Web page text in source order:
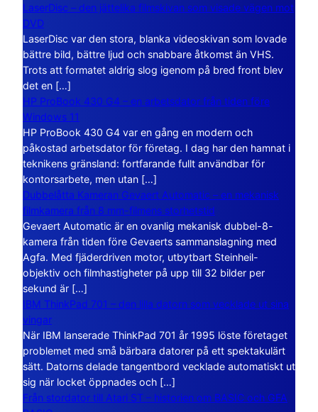
LaserDisc – den jättelika filmskivan som visade vägen mot
DVD
LaserDisc var den stora, blanka videoskivan som lovade
bättre bild, bättre ljud och snabbare åtkomst än VHS.
Trots att formatet aldrig slog igenom på bred front blev
det en […]
HP ProBook 430 G4 – en arbetsdator från tiden före
Windows 11
HP ProBook 430 G4 var en gång en modern och
påkostad arbetsdator för företag. I dag har den hamnat i
teknikens gränsland: fortfarande fullt användbar för
kontorsarbete, men utan […]
Dubbelåtta Kameran Gevaert Automatic – en mekanisk
filmkamera från 8 mm-filmens storhetstid
Gevaert Automatic är en ovanlig mekanisk dubbel-8-
kamera från tiden före Gevaerts sammanslagning med
Agfa. Med fjäderdriven motor, utbytbart Steinheil-
objektiv och filmhastigheter på upp till 32 bilder per
sekund är […]
IBM ThinkPad 701 – den lilla datorn som vecklade ut sina
vingar
När IBM lanserade ThinkPad 701 år 1995 löste företaget
problemet med små bärbara datorer på ett spektakulärt
sätt. Datorns delade tangentbord vecklade automatiskt ut
sig när locket öppnades och […]
Från stordator till Atari ST – historien om BASIC och GFA